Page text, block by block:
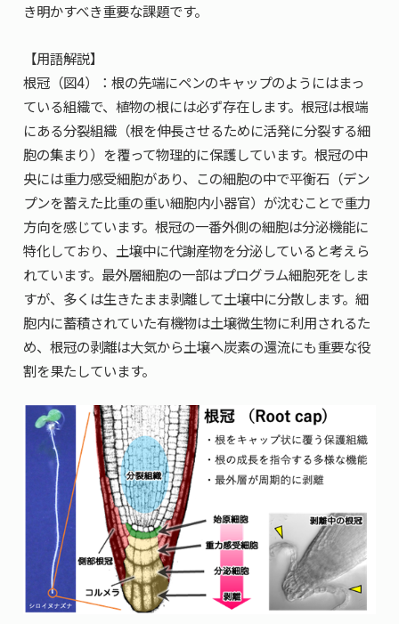
き明かすべき重要な課題です。
【用語解説】
根冠（図4）：根の先端にペンのキャップのようにはまっ
ている組織で、植物の根には必ず存在します。根冠は根端
にある分裂組織（根を伸長させるために活発に分裂する細
胞の集まり）を覆って物理的に保護しています。根冠の中
央には重力感受細胞があり、この細胞の中で平衡石（デン
プンを蓄えた比重の重い細胞内小器官）が沈むことで重力
方向を感じています。根冠の一番外側の細胞は分泌機能に
特化しており、土壌中に代謝産物を分泌していると考えら
れています。最外層細胞の一部はプログラム細胞死をしま
すが、多くは生きたまま剥離して土壌中に分散します。細
胞内に蓄積されていた有機物は土壌微生物に利用されるた
め、根冠の剥離は大気から土壌へ炭素の還流にも重要な役
割を果たしています。